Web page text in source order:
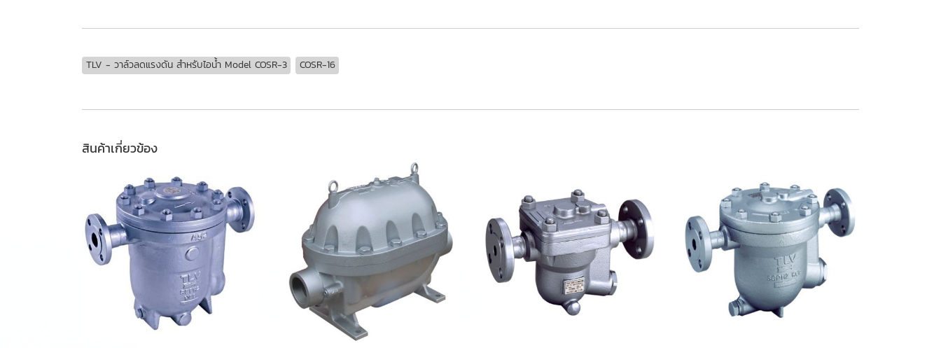
TLV - วาล์วลดแรงดัน สำหรับไอน้ำ Model COSR-3 COSR-16
สินค้าเกี่ยวข้อง